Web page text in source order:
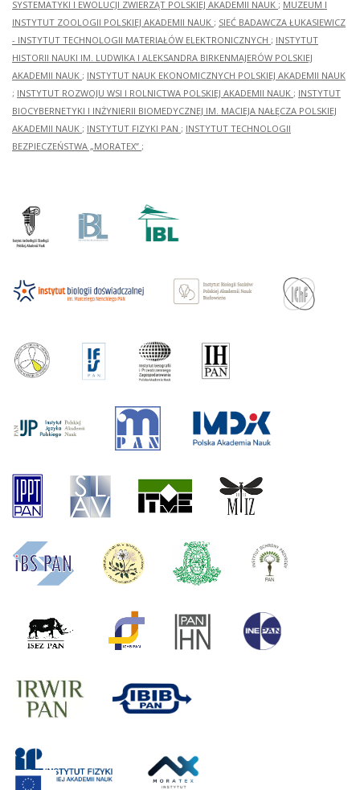
SYSTEMATYKI I EWOLUCJI ZWIERZĄT POLSKIEJ AKADEMII NAUK ; MUZEUM I
INSTYTUT ZOOLOGII POLSKIEJ AKADEMII NAUK ; SIEĆ BADAWCZA ŁUKASIEWICZ
- INSTYTUT TECHNOLOGII MATERIAŁÓW ELEKTRONICZNYCH ; INSTYTUT
HISTORII NAUKI IM. LUDWIKA I ALEKSANDRA BIRKENMAJERÓW POLSKIEJ
AKADEMII NAUK ; INSTYTUT NAUK EKONOMICZNYCH POLSKIEJ AKADEMII NAUK
; INSTYTUT ROZWOJU WSI I ROLNICTWA POLSKIEJ AKADEMII NAUK ; INSTYTUT
BIOCYBERNETYKI I INŻYNIERII BIOMEDYCZNEJ IM. MACIEJA NAŁĘCZA POLSKIEJ
AKADEMII NAUK ; INSTYTUT FIZYKI PAN ; INSTYTUT TECHNOLOGII
BEZPIECZEŃSTWA „MORATEX” ;